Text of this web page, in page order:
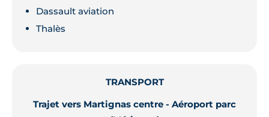
Dassault aviation
Thalès
TRANSPORT
Trajet vers Martignas centre - Aéroport parc